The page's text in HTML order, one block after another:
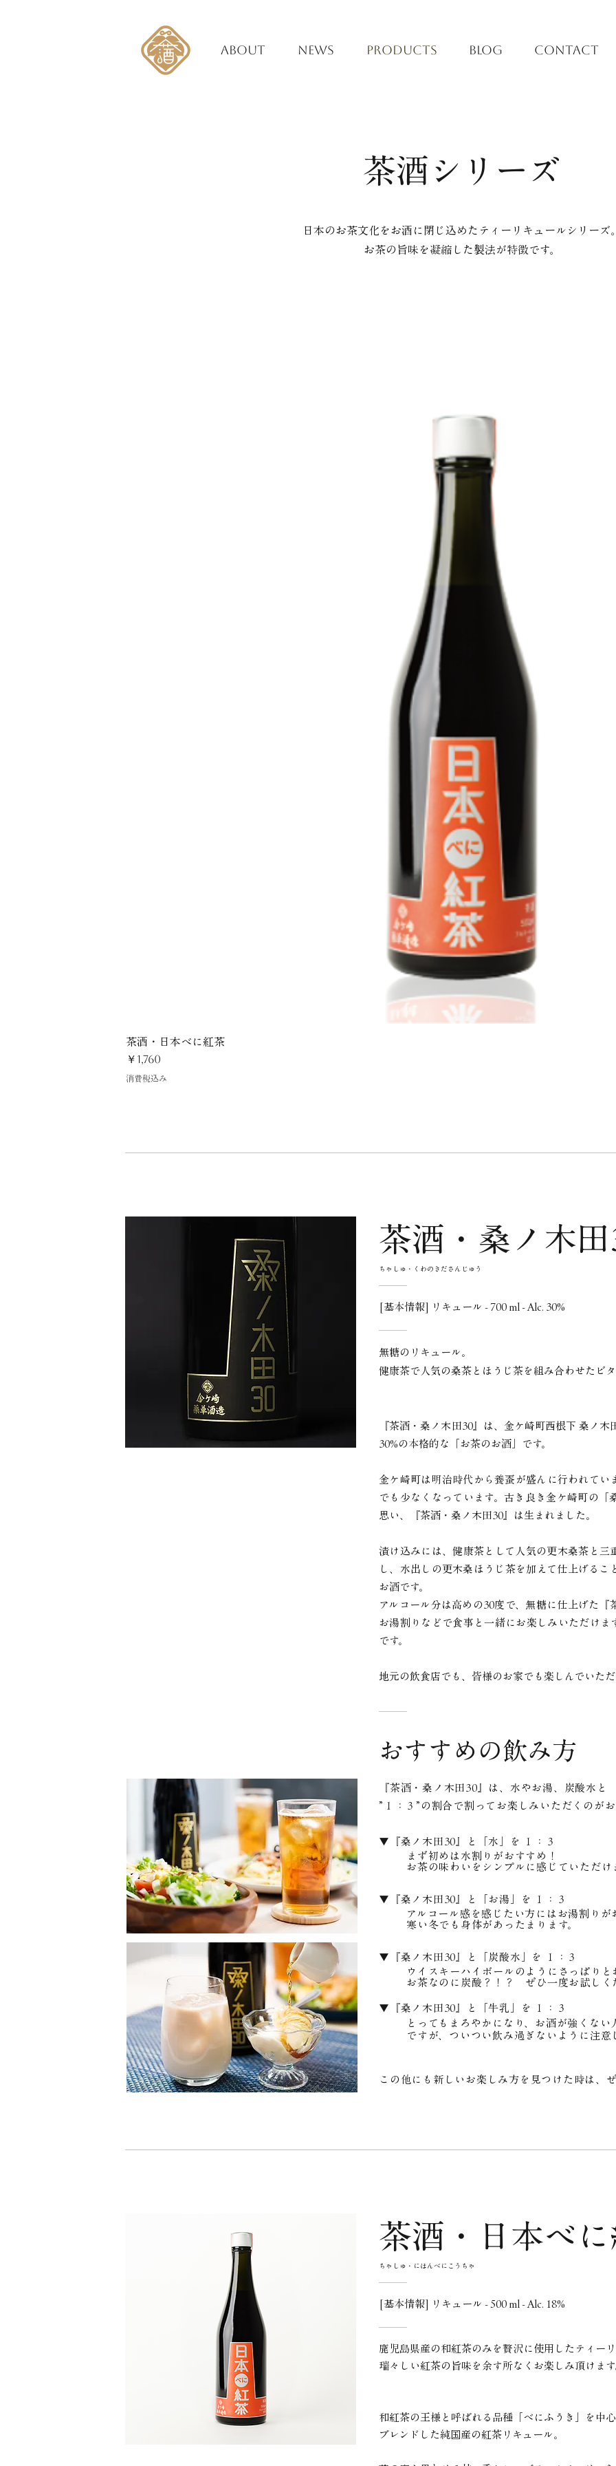
ABOUT NEWS PRODUCTS BLOG CONTACT
茶酒シリーズ
日本のお茶文化をお酒に閉じ込めたティーリキュールシリーズ。
お茶の旨味を凝縮した製法が特徴です。
茶酒・日本べに紅茶
価格
￥1,760
消費税込み
茶酒・桑ノ木田
ちゃしゅ・くわのきださんじゅう
[基本情報] リキュール - 700 ml - Alc. 30%
無糖のリキュール。
健康茶で人気の桑茶とほうじ茶を組み合わせたビタ
『茶酒・桑ノ木田30』は、金ケ崎町西根下 桑ノ木
30%の本格的な「お茶のお酒」です。
金ケ崎町は明治時代から養蚕が盛んに行われてい
でも少なくなっています。 古き良き金ケ崎町の「
思い、
『茶酒・桑ノ木田30』は生まれました。
漬け込みには、健康茶として人気の更木桑茶と三
し、水出しの更木桑ほうじ茶を加えて仕上げるこ
お酒です。
アルコール分は高めの30度で、無糖に仕上げた『
お湯割りなどで食事と一緒にお楽しみいただけま
です。
地元の飲食店でも、皆様のお家でも 楽しんでいた
おすすめの飲み方
『茶酒・桑ノ木田30』は、水やお湯、炭酸水と
”１：３”の割合で割ってお楽しみいただくのがお
▼『桑ノ木田30』と「水」を １：３
まず初めは水割りがおすすめ！
お茶の味わいをシンプルに感じていただけ
▼『桑ノ木田30』と「お湯」を １：３
アルコール感を感じたい方にはお湯割りが
寒い冬でも身体があったまります。
▼『桑ノ木田30』と「炭酸水」を １：３
ウイスキーハイボールのようにさっぱりと
お茶なのに炭酸？！？ ぜひ一度お試しく
▼『桑ノ木田30』と「牛乳」を １：３
とってもまろやかになり、お酒が強くない
ですが、ついつい飲み過ぎないように注意
この他にも新しいお楽しみ方を見つけた時は、
茶酒・日本べ
ちゃしゅ・にほんべにこうちゃ
[基本情報] リキュール - 500 ml - Alc. 18%
鹿児島県産の和紅茶のみを贅沢に使用したティーリ
瑞々しい紅茶の旨味を余す所なくお楽しみ頂けます
和紅茶の王様と呼ばれる品種「べにふうき」を中心
ブレンドした純国産の紅茶リキュール。